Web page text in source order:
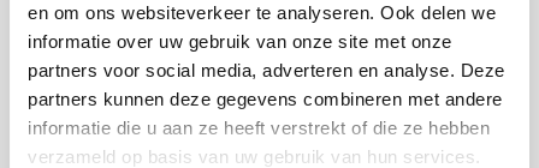
en om ons websiteverkeer te analyseren. Ook delen we
informatie over uw gebruik van onze site met onze
partners voor social media, adverteren en analyse. Deze
partners kunnen deze gegevens combineren met andere
informatie die u aan ze heeft verstrekt of die ze hebben
verzameld op basis van uw gebruik van hun services.
+31 23 205 2006
info@bruut.nl
Contact Formulier
Open 11:00 - 18:30
OPENINGSTIJDEN